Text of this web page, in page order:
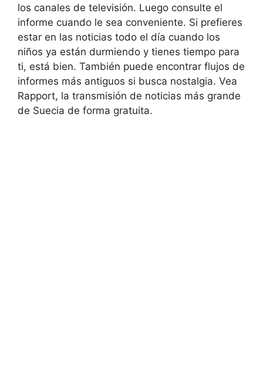
los canales de televisión. Luego consulte el
informe cuando le sea conveniente. Si prefieres
estar en las noticias todo el día cuando los
niños ya están durmiendo y tienes tiempo para
ti, está bien. También puede encontrar flujos de
informes más antiguos si busca nostalgia. Vea
Rapport, la transmisión de noticias más grande
de Suecia de forma gratuita.